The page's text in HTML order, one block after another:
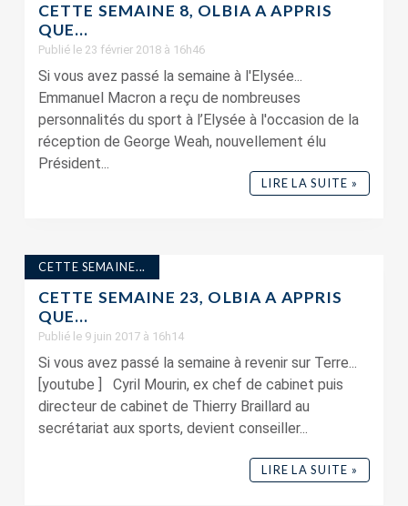
CETTE SEMAINE 8, OLBIA A APPRIS
QUE…
Publié le 23 février 2018 à 16h46
Si vous avez passé la semaine à l'Elysée...
Emmanuel Macron a reçu de nombreuses
personnalités du sport à l’Elysée à l'occasion de la
réception de George Weah, nouvellement élu
Président...
LIRE LA SUITE »
CETTE SEMAINE...
CETTE SEMAINE 23, OLBIA A APPRIS
QUE…
Publié le 9 juin 2017 à 16h14
Si vous avez passé la semaine à revenir sur Terre...
[youtube ] Cyril Mourin, ex chef de cabinet puis
directeur de cabinet de Thierry Braillard au
secrétariat aux sports, devient conseiller...
LIRE LA SUITE »